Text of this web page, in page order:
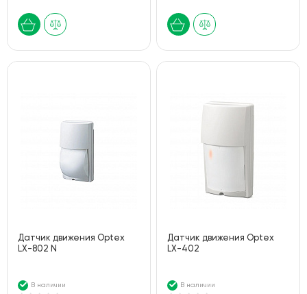
Датчик движения Optex
LX-802 N
В наличии
Датчик движения Optex
LX-402
В наличии